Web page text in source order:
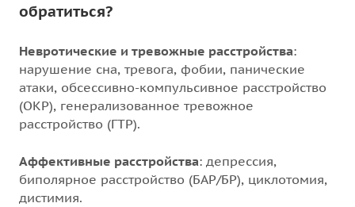
обратиться?
Невротические и тревожные расстройства:
нарушение сна, тревога, фобии, панические
атаки, обсессивно-компульсивное расстройство
(ОКР), генерализованное тревожное
расстройство (ГТР).
Аффективные расстройства: депрессия,
биполярное расстройство (БАР/БР), циклотомия,
дистимия.